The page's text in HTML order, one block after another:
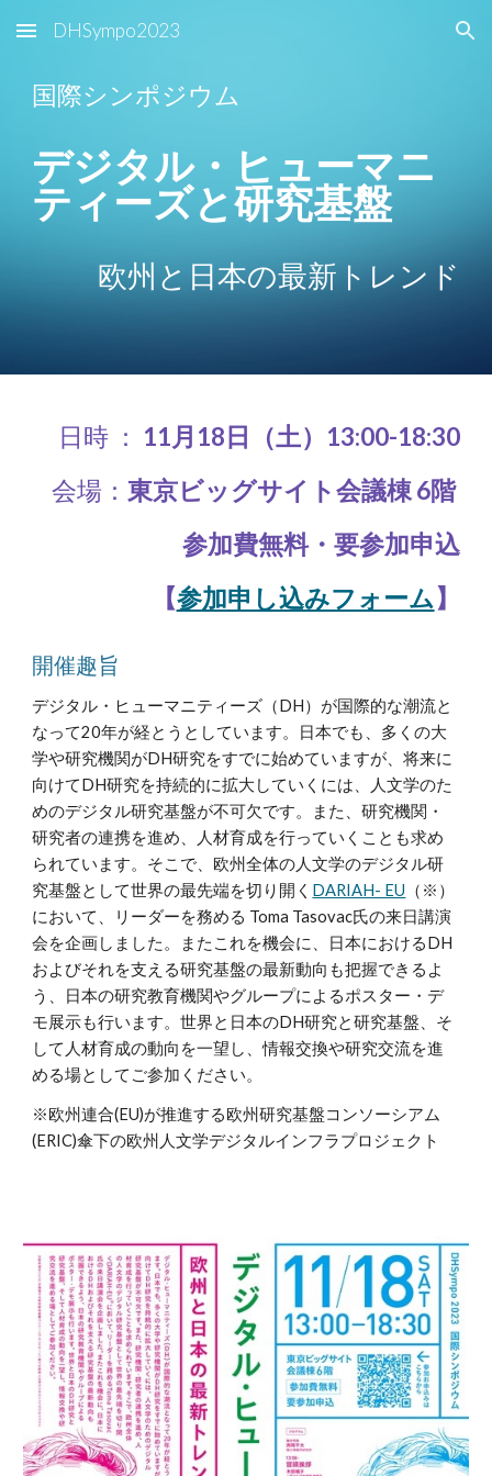
Skip to main content Skip to navigation
DHSympo2023
国際シンポジウム
デジタル・ヒューマニ
ティーズと研究基盤
欧州と日本の最新トレンド
日時 ： 11月18日（土）13:00-18:30
会場： 東京ビッグサイト会議棟 6階
参加費無料・要参加申込
【参加申し込みフォーム 】
開催趣旨
デジタル・ヒューマニティーズ（DH）が国際的な潮流と
なって20年が経とうとしています。日本でも、多くの大
学や研究機関がDH研究をすでに始めていますが、将来に
向けてDH研究を持続的に拡大していくには、人文学のた
めのデジタル研究基盤が不可欠です。また、研究機関・
研究者の連携を進め、人材育成を行っていくことも求め
られています。そこで、欧州全体の人文学のデジタル研
究基盤として世界の最先端を切り開く DARIAH- EU （※）
において、リーダーを務める Toma Tasovac氏の来日講演
会を企画しました。またこれを機会に、日本におけるDH
およびそれを支える研究基盤の最新動向も把握できるよ
う、日本の研究教育機関やグループによるポスター・デ
モ展示も行います。世界と日本のDH研究と研究基盤、そ
して人材育成の動向を一望し、情報交換や研究交流を進
める場としてご参加ください。
※欧州連合(EU)が推進する欧州研究基盤コンソーシアム
(ERIC)傘下の欧州人文学デジタルインフラプロジェクト